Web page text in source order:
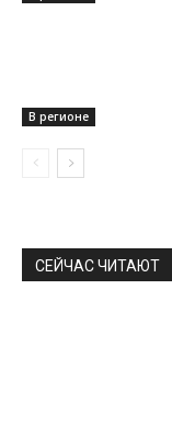
В регионе
СЕЙЧАС ЧИТАЮТ